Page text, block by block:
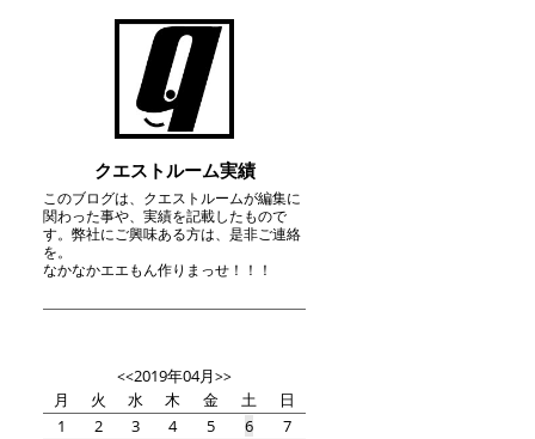
クエストルーム実績
このブログは、クエストルームが編集に
関わった事や、実績を記載したもので
す。弊社にご興味ある方は、是非ご連絡
を。
なかなかエエもん作りまっせ！！！
<<2019年04月>>
月 火 水 木 金 土
日
1
2 3 4 5 6
7